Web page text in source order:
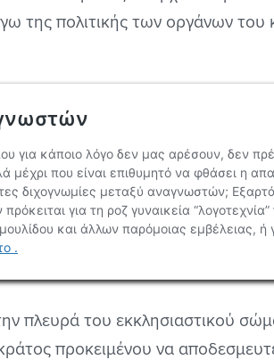
της πολιτικής των οργάνων του
πλευρά του εκκλησιαστικού
προκειμένου να